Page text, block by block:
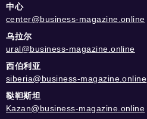
中心
center@business-magazine.online
乌拉尔
ural@business-magazine.online
西伯利亚
siberia@business-magazine.online
鞑靼斯坦
Kazan@business-magazine.online